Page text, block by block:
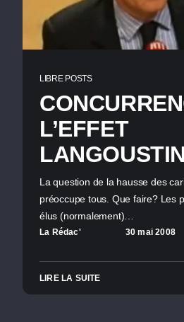
LIBRE POSTS
L’EFFET
La question de la hausse des
préoccupe tous. Que faire? Les
élus (normalement)…
La Rédac' 30 mai 2008
LIRE LA SUITE